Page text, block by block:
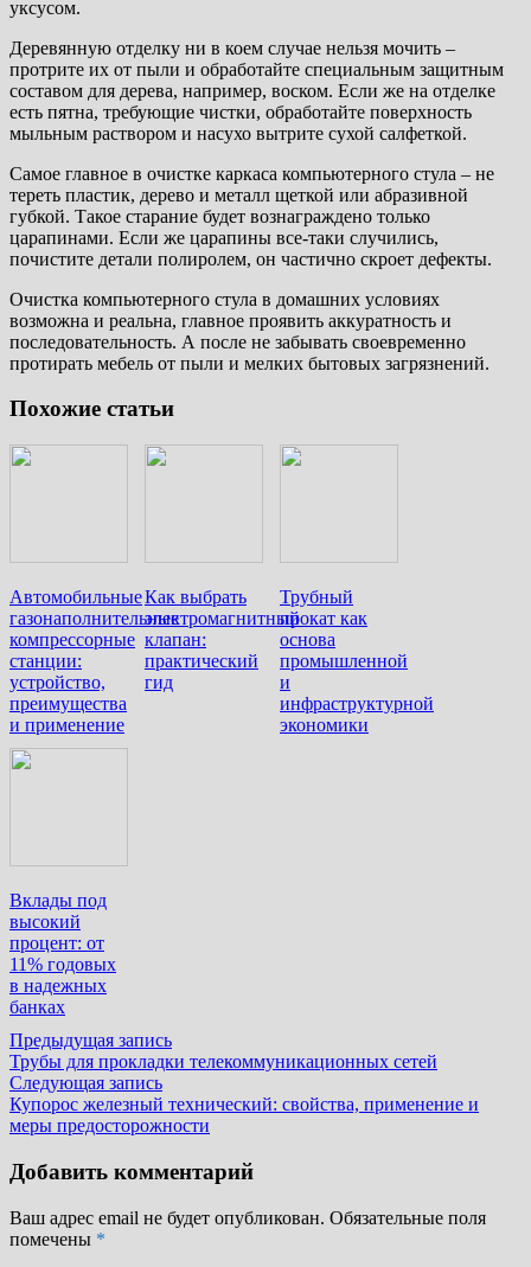
уксусом.
Деревянную отделку ни в коем случае нельзя мочить –
протрите их от пыли и обработайте специальным защитным
составом для дерева, например, воском. Если же на отделке
есть пятна, требующие чистки, обработайте поверхность
мыльным раствором и насухо вытрите сухой салфеткой.
Самое главное в очистке каркаса компьютерного стула – не
тереть пластик, дерево и металл щеткой или абразивной
губкой. Такое старание будет вознаграждено только
царапинами. Если же царапины все-таки случились,
почистите детали полиролем, он частично скроет дефекты.
Очистка компьютерного стула в домашних условиях
возможна и реальна, главное проявить аккуратность и
последовательность. А после не забывать своевременно
протирать мебель от пыли и мелких бытовых загрязнений.
Похожие статьи
Автомобильные
газонаполнительные
компрессорные
станции:
устройство,
преимущества
и применение
Как выбрать
электромагнитный
клапан:
практический
гид
Трубный
прокат как
основа
промышленной
и
инфраструктурной
экономики
Вклады под
высокий
процент: от
11% годовых
в надежных
банках
Навигация
по
записям
Предыдущая записьПредыдущая
запись:
Трубы для прокладки телекоммуникационных сетей
Следующая записьСледующая
запись:
Купорос железный технический: свойства, применение и
меры предосторожности
Добавить комментарий
Ваш адрес email не будет опубликован. Обязательные поля
помечены *